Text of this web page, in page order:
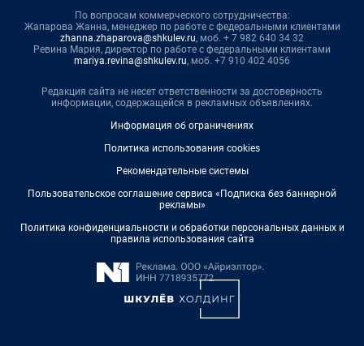
По вопросам коммерческого сотрудничества:
Жапарова Жанна, менеджер по работе с федеральными клиентами
zhanna.zhaparova@shkulev.ru, моб. + 7 982 640 34 32
Ревина Мария, директор по работе с федеральными клиентами
mariya.revina@shkulev.ru, моб. +7 910 402 4056
Редакция сайта не несет ответственности за достоверность
информации, содержащейся в рекламных объявлениях.
Информация об ограничениях
Политика использования cookies
Рекомендательные системы
Пользовательское соглашение сервиса «Подписка без баннерной
рекламы»
Политика конфиденциальности и обработки персональных данных и
правила использования сайта